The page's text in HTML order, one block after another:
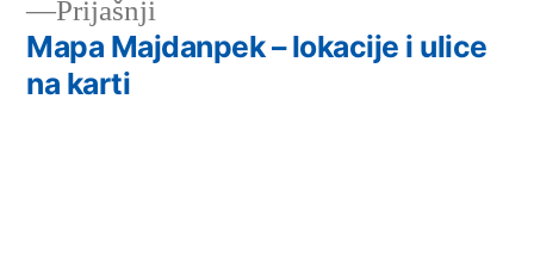
PrijašnjiПретходни
чланак:
Mapa Majdanpek – lokacije i ulice
na karti